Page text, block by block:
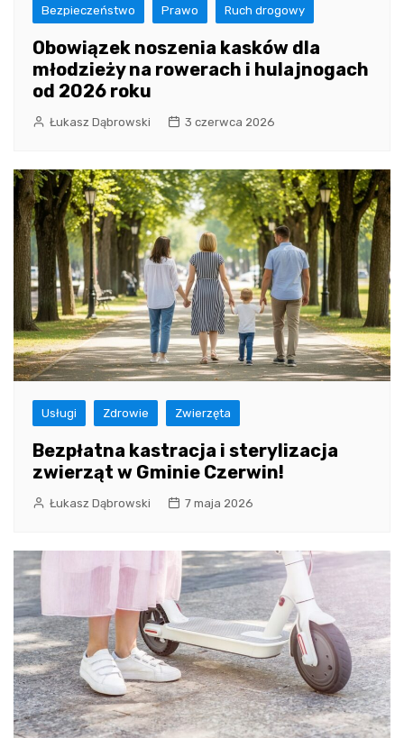
Bezpieczeństwo Prawo Ruch drogowy
Obowiązek noszenia kasków dla
młodzieży na rowerach i hulajnogach
od 2026 roku
Łukasz Dąbrowski 3 czerwca 2026
Usługi Zdrowie Zwierzęta
Bezpłatna kastracja i sterylizacja
zwierząt w Gminie Czerwin!
Łukasz Dąbrowski 7 maja 2026